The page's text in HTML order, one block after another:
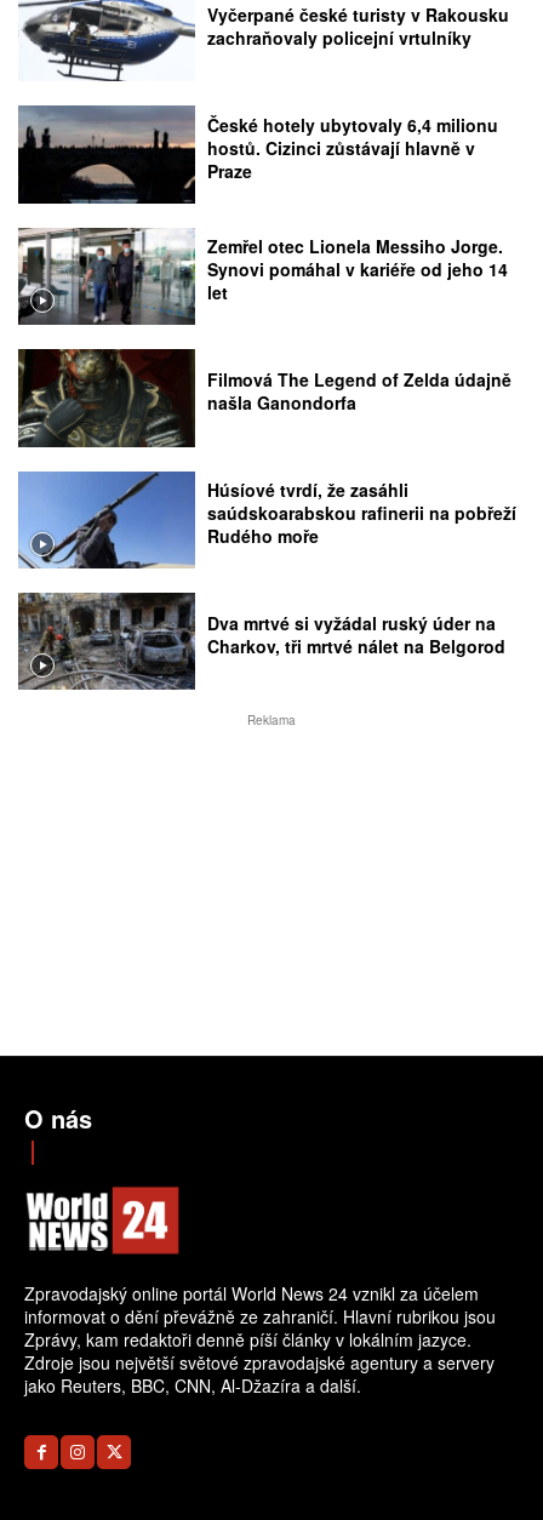
Vyčerpané české turisty v Rakousku
zachraňovaly policejní vrtulníky
České hotely ubytovaly 6,4 milionu
hostů. Cizinci zůstávají hlavně v
Praze
Zemřel otec Lionela Messiho Jorge.
Synovi pomáhal v kariéře od jeho 14
let
Filmová The Legend of Zelda údajně
našla Ganondorfa
Húsíové tvrdí, že zasáhli
saúdskoarabskou rafinerii na pobřeží
Rudého moře
Dva mrtvé si vyžádal ruský úder na
Charkov, tři mrtvé nálet na Belgorod
Reklama
O nás
Zpravodajský online portál World News 24 vznikl za účelem
informovat o dění převážně ze zahraničí. Hlavní rubrikou jsou
Zprávy, kam redaktoři denně píší články v lokálním jazyce.
Zdroje jsou největší světové zpravodajské agentury a servery
jako Reuters, BBC, CNN, Al-Džazíra a další.